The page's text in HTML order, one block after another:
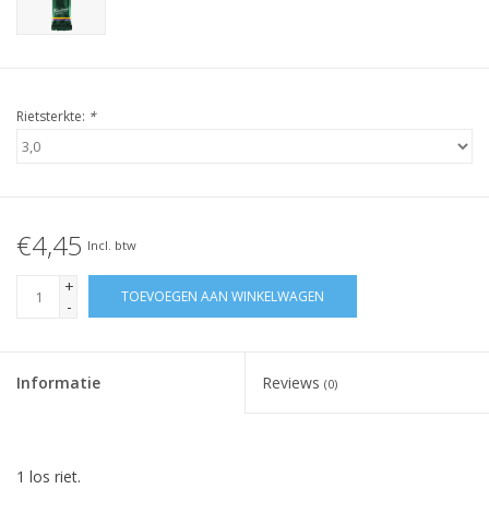
Rietsterkte: *
€4,45 Incl. btw
+
-
TOEVOEGEN AAN WINKELWAGEN
Informatie Reviews (0)
1 los riet.